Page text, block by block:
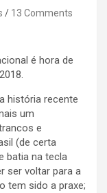
13 Comments
é hora de
história recente
um
e
(de certa
batia na tecla
ser voltar para a
tem sido a praxe;